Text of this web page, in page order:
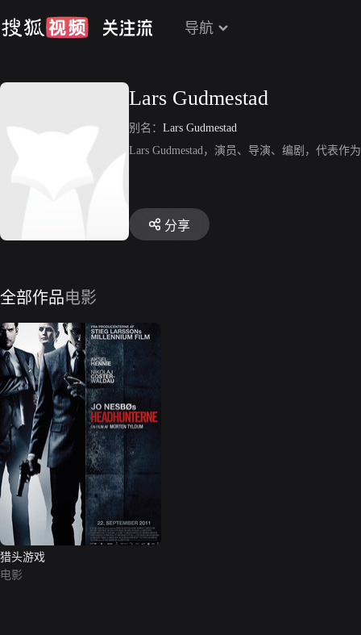
导航
Lars Gudmestad
别名： Lars Gudmestad
Lars Gudmestad，演员、导演、编剧，代表作
分享
全部作品电影
猎头游戏
电影